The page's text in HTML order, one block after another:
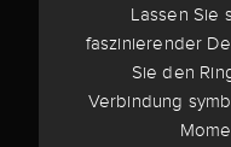
Lassen Sie
faszinierender
Sie den
Verbindung